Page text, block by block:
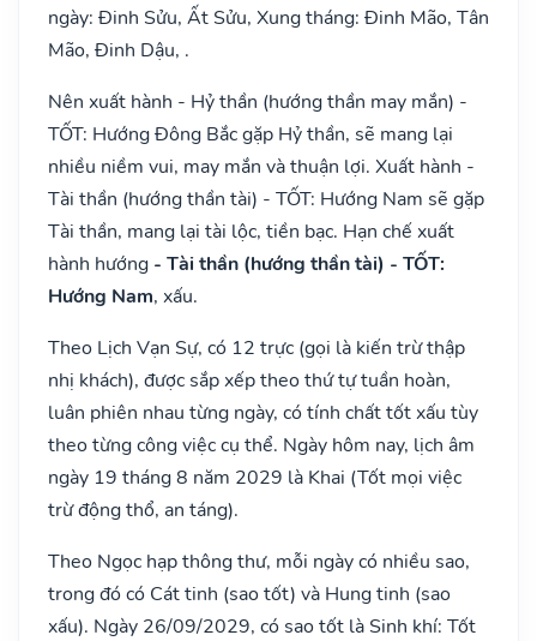
ngày: Đinh Sửu, Ất Sửu, Xung tháng: Đinh Mão, Tân
Mão, Đinh Dậu, .
Nên xuất hành - Hỷ thần (hướng thần may mắn) -
TỐT: Hướng Đông Bắc gặp Hỷ thần, sẽ mang lại
nhiều niềm vui, may mắn và thuận lợi. Xuất hành -
Tài thần (hướng thần tài) - TỐT: Hướng Nam sẽ gặp
Tài thần, mang lại tài lộc, tiền bạc. Hạn chế xuất
hành hướng - Tài thần (hướng thần tài) - TỐT:
Hướng Nam, xấu.
Theo Lịch Vạn Sự, có 12 trực (gọi là kiến trừ thập
nhị khách), được sắp xếp theo thứ tự tuần hoàn,
luân phiên nhau từng ngày, có tính chất tốt xấu tùy
theo từng công việc cụ thể. Ngày hôm nay, lịch âm
ngày 19 tháng 8 năm 2029 là Khai (Tốt mọi việc
trừ động thổ, an táng).
Theo Ngọc hạp thông thư, mỗi ngày có nhiều sao,
trong đó có Cát tinh (sao tốt) và Hung tinh (sao
xấu). Ngày 26/09/2029, có sao tốt là Sinh khí: Tốt